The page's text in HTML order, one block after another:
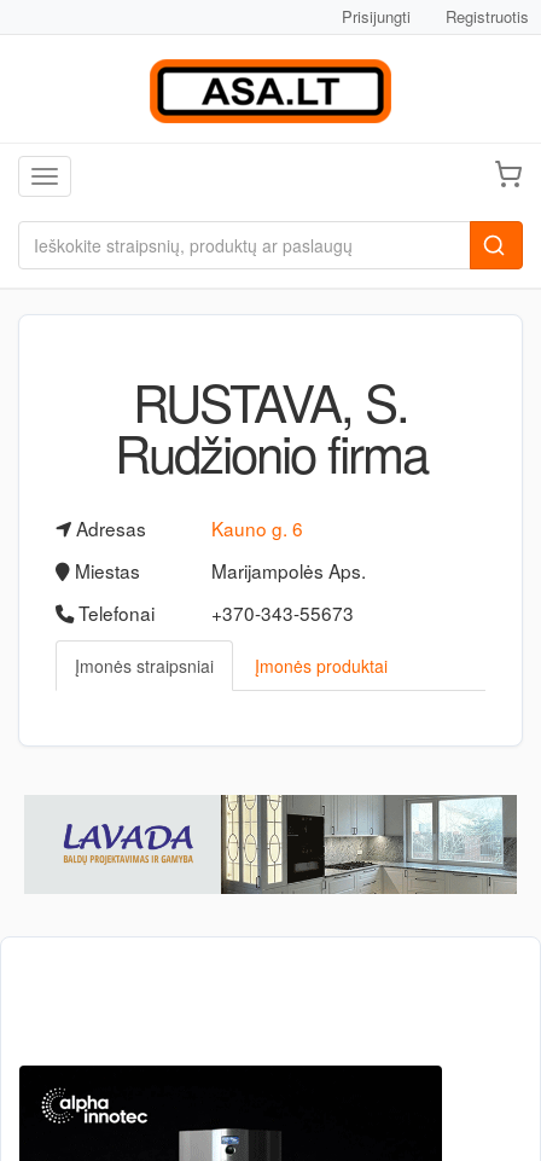
Prisijungti Registruotis
Toggle navigation
RUSTAVA, S.
Rudžionio firma
Adresas
Kauno g. 6
Miestas
Marijampolės Aps.
Telefonai
+370-343-55673
Įmonės straipsniai Įmonės produktai